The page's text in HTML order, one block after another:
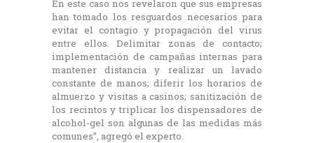
En este caso nos revelaron que sus empresas
han tomado los resguardos necesarios para
evitar el contagio y propagación del virus
entre ellos. Delimitar zonas de contacto;
implementación de campañas internas para
mantener distancia y realizar un lavado
constante de manos; diferir los horarios de
almuerzo y visitas a casinos; sanitización de
los recintos y triplicar los dispensadores de
alcohol-gel son algunas de las medidas más
comunes”, agregó el experto.